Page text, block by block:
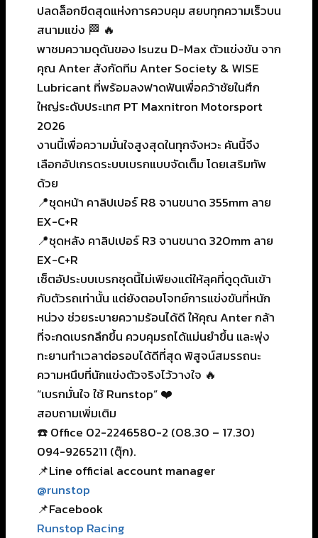
ปลดล็อกขีดสุดแห่งการควบคุม สยบทุกความเร็วบน
สนามแข่ง 🏁 🔥
พาชมความดุดันของ Isuzu D-Max ตัวแข่งขัน จาก
คุณ Anter สังกัดทีม Anter Society & WISE
Lubricant ที่พร้อมลงฟาดฟันเพื่อคว้าชัยในศึก
ใหญ่ระดับประเทศ PT Maxnitron Motorsport
2026
งานนี้เพื่อความมั่นใจสูงสุดในทุกจังหวะ คันนี้จึง
เลือกอัปเกรดระบบเบรกแบบจัดเต็ม โดยเสริมทัพ
ด้วย
📍ชุดหน้า คาลิปเปอร์ R8 จานขนาด 355mm ลาย
EX-C+R
📍ชุดหลัง คาลิปเปอร์ R3 จานขนาด 320mm ลาย
EX-C+R
เซ็ตอัประบบเบรกชุดนี้ไม่เพียงแต่ให้ลุคที่ดูดุดันเข้า
กับตัวรถเท่านั้น แต่ยังตอบโจทย์การแข่งขันที่หนัก
หน่วง ช่วยระบายความร้อนได้ดี ให้คุณ Anter กล้า
ที่จะกดเบรกลึกขึ้น ควบคุมรถได้แม่นยำขึ้น และพุ่ง
ทะยานทำเวลาต่อรอบได้ดีที่สุด พิสูจน์สมรรถนะ
ความหนึบที่นักแข่งตัวจริงไว้วางใจ 🔥
“เบรกมั่นใจ ใช้ Runstop” ❤️
สอบถามเพิ่มเติม
☎️ Office 02-2246580-2 (08.30 – 17.30)
094-9265211 (ตุ๊ก).
📌Line official account manager
@runstop
📌Facebook
Runstop Racing